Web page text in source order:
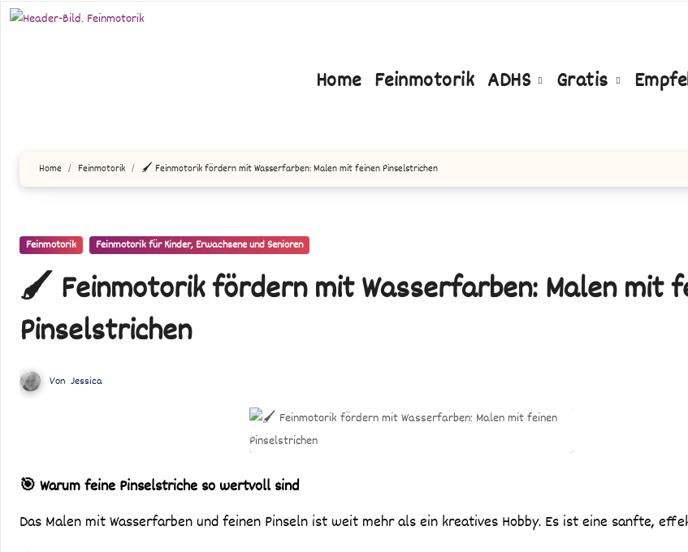
Zum
Home Feinmotorik ADHS Gratis
Home Feinmotorik 🖌️ Feinmotorik fördern mit Wasserfarben: Malen mit feinen Pinselstrichen
Feinmotorik Feinmotorik für Kinder, Erwachsene und Senioren
🖌️ Feinmotorik fördern mit Wasserfarben: Malen mit
Pinselstrichen
Von Jessica
🎯 Warum feine Pinselstriche so wertvoll sind
Das Malen mit Wasserfarben und feinen Pinseln ist weit mehr als ein kreatives Hobby. Es ist eine sanfte,